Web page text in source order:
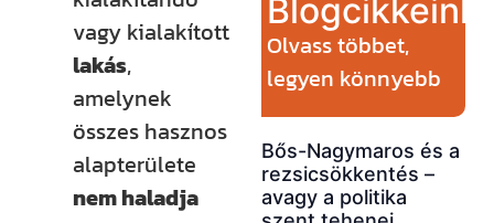
vagy kialakított
lakás,
amelynek
összes hasznos
alapterülete
nem haladja
Blogcikkeink
Olvass többet,
legyen könnyebb
Bős-Nagymaros és a
rezsicsökkentés –
avagy a politika